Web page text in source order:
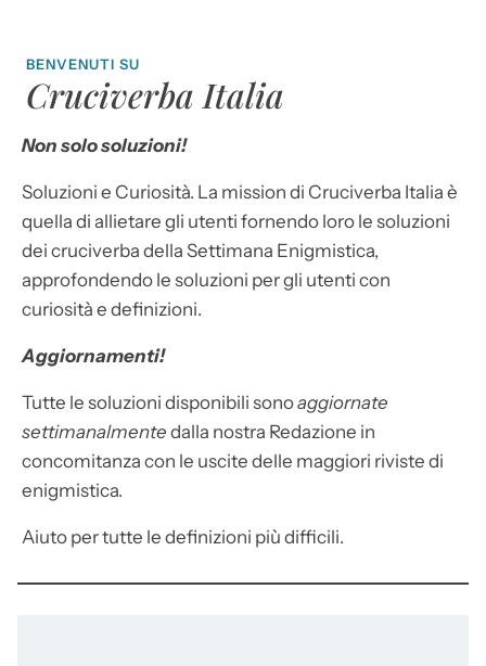
BENVENUTI SU
Cruciverba Italia
Non solo soluzioni!
Soluzioni e Curiosità. La mission di Cruciverba Italia è
quella di allietare gli utenti fornendo loro le soluzioni
dei cruciverba della Settimana Enigmistica,
approfondendo le soluzioni per gli utenti con
curiosità e definizioni.
Aggiornamenti!
Tutte le soluzioni disponibili sonoaggiornate
settimanalmente dalla nostra Redazione in
concomitanza con le uscite delle maggiori riviste di
enigmistica.
Aiuto per tutte le definizioni più difficili.